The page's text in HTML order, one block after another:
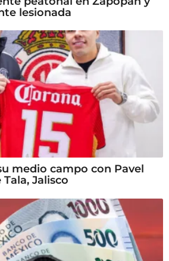
lesionada
medio campo con Pavel
Jalisco